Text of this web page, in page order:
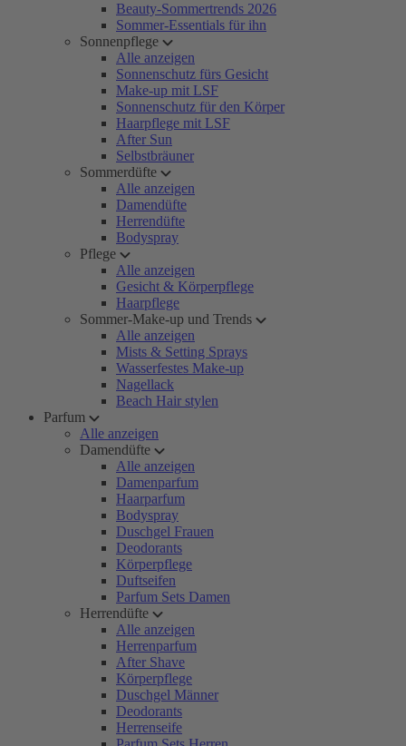
Beauty-Sommertrends 2026
Sommer-Essentials für ihn
Sonnenpflege
Alle anzeigen
Sonnenschutz fürs Gesicht
Make-up mit LSF
Sonnenschutz für den Körper
Haarpflege mit LSF
After Sun
Selbstbräuner
Sommerdüfte
Alle anzeigen
Damendüfte
Herrendüfte
Bodyspray
Pflege
Alle anzeigen
Gesicht & Körperpflege
Haarpflege
Sommer-Make-up und Trends
Alle anzeigen
Mists & Setting Sprays
Wasserfestes Make-up
Nagellack
Beach Hair stylen
Parfum
Alle anzeigen
Damendüfte
Alle anzeigen
Damenparfum
Haarparfum
Bodyspray
Duschgel Frauen
Deodorants
Körperpflege
Duftseifen
Parfum Sets Damen
Herrendüfte
Alle anzeigen
Herrenparfum
After Shave
Körperpflege
Duschgel Männer
Deodorants
Herrenseife